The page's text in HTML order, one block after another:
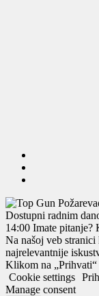
Dostupni radnim
14:00 Imate pitanje?
Na našoj veb
najrelevantnije
Klikom na
Cookie settings
Manage consent